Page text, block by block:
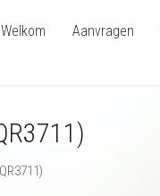
Welkom Aanvragen